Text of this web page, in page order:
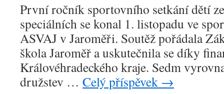
První ročník sportovního setkání dětí
speciálních se konal 1. listopadu ve
ASVAJ v Jaroměři. Soutěž pořádala
škola Jaroměř a uskutečnila se díky
Královéhradeckého kraje. Sedm
družstev … Celý příspěvek →